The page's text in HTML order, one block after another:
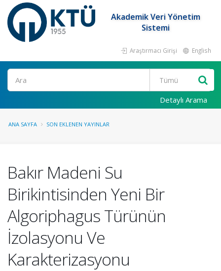
Akademik Veri Yönetim
Sistemi
Araştırmacı Girişi English
Ara
Detaylı Arama
ANA SAYFA SON EKLENEN YAYINLAR
Bakır Madeni Su
Birikintisinden Yeni Bir
Algoriphagus Türünün
İzolasyonu Ve
Karakterizasyonu